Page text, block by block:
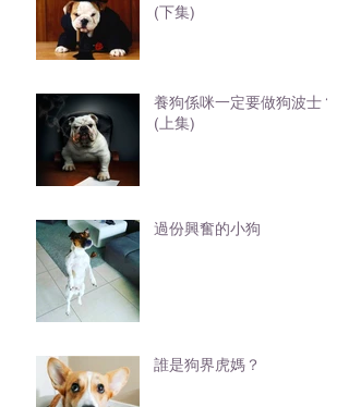
(下集)
養狗係咪一定要做狗波士？
(上集)
過份興奮的小狗
誰是狗界虎媽？